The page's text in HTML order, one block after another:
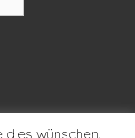
wünschen.